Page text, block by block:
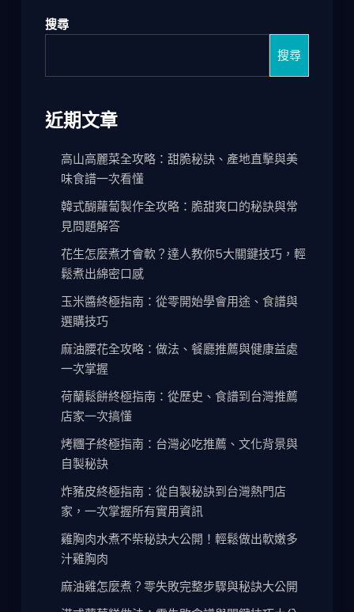
搜尋
搜尋
近期文章
高山高麗菜全攻略：甜脆秘訣、產地直擊與美
味食譜一次看懂
韓式醐蘿蔔製作全攻略：脆甜爽口的秘訣與常
見問題解答
花生怎麼煮才會軟？達人教你5大關鍵技巧，輕
鬆煮出綿密口感
玉米醬終極指南：從零開始學會用途、食譜與
選購技巧
麻油腰花全攻略：做法、餐廳推薦與健康益處
一次掌握
荷蘭鬆餅終極指南：從歷史、食譜到台灣推薦
店家一次搞懂
烤糰子終極指南：台灣必吃推薦、文化背景與
自製秘訣
炸豬皮終極指南：從自製秘訣到台灣熱門店
家，一次掌握所有實用資訊
雞胸肉水煮不柴秘訣大公開！輕鬆做出軟嫩多
汁雞胸肉
麻油雞怎麼煮？零失敗完整步驟與秘訣大公開